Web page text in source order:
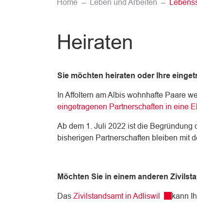
Home Leben und Arbeiten
Heiraten
Sie möchten heiraten oder Ihre
In Affoltern am Albis wohnhafte Paare
eingetragenen Partnerschaften in eine
Ab dem 1. Juli 2022 ist die Begründung
bisherigen Partnerschaften bleiben mit
Möchten Sie in einem anderen
Das Zivilstandsamt in Adliswil Externer
kann